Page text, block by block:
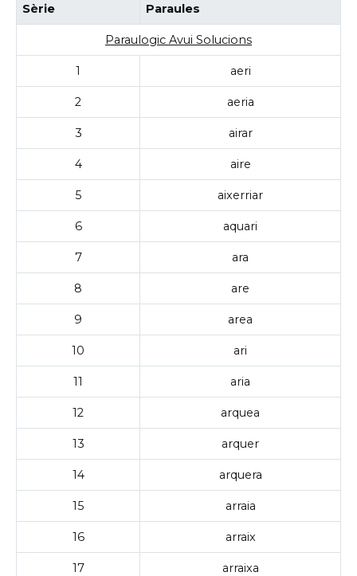
Sèrie
Paraules
Paraulogic Avui Solucions
1 aeri
2 aeria
3 airar
4 aire
5 aixerriar
6 aquari
7 ara
8 are
9 area
10 ari
11 aria
12 arquea
13 arquer
14 arquera
15 arraia
16 arraix
17 arraixa